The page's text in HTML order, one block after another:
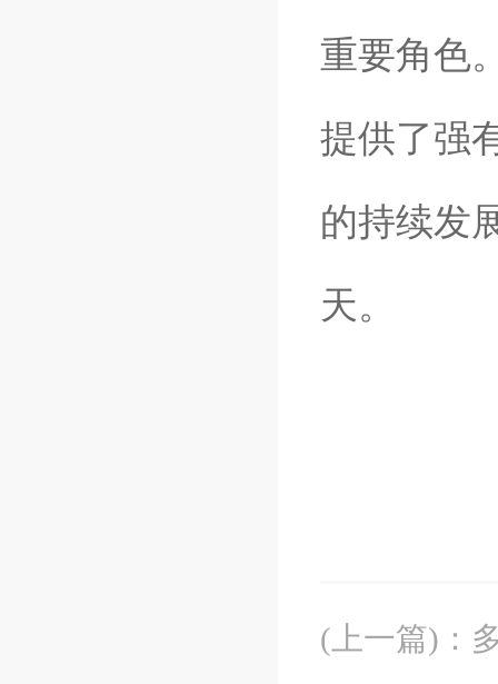
重要角色
提供了强
的持续发
天。
(上一篇) ：